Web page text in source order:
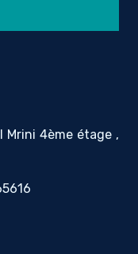
Mrini 4ème étage ,